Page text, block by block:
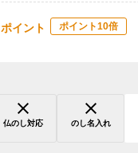
ポイント ポイント10倍
仏のし対応 のし名入れ